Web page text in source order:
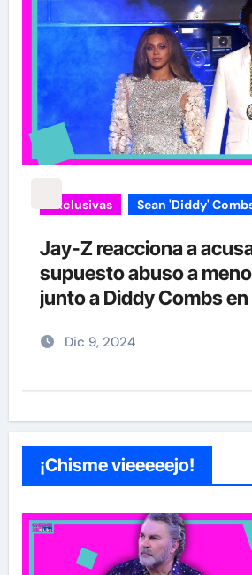
Exclusivas Silvia Pinal
Enrique Guzmán visita a
en el hospital: “Le
vida que no se quiere ir”
Nov 28, 2024
¡Chisme vieeeeejo!